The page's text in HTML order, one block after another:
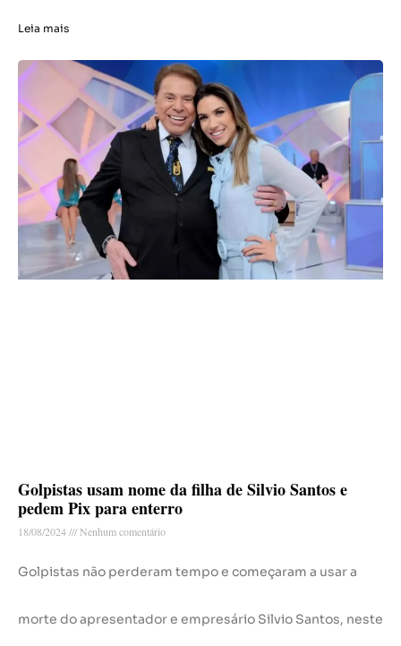
Leia mais
Golpistas usam nome da filha de Silvio Santos e
pedem Pix para enterro
18/08/2024 Nenhum comentário
Golpistas não perderam tempo e começaram a usar a
morte do apresentador e empresário Silvio Santos, neste